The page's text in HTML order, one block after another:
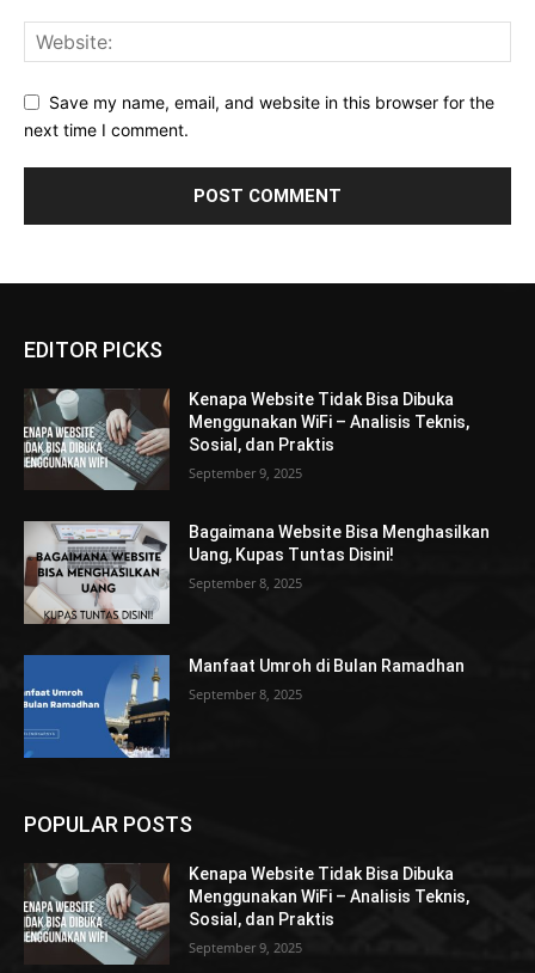
Save my name, email, and website in this browser for the
next time I comment.
EDITOR PICKS
Kenapa Website Tidak Bisa Dibuka
Menggunakan WiFi – Analisis Teknis,
Sosial, dan Praktis
September 9, 2025
Bagaimana Website Bisa Menghasilkan
Uang, Kupas Tuntas Disini!
September 8, 2025
Manfaat Umroh di Bulan Ramadhan
September 8, 2025
POPULAR POSTS
Kenapa Website Tidak Bisa Dibuka
Menggunakan WiFi – Analisis Teknis,
Sosial, dan Praktis
September 9, 2025